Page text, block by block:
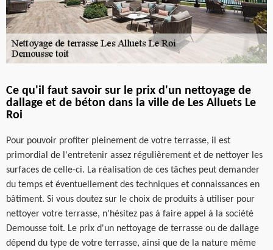
Ce qu'il faut savoir sur le prix d'un nettoyage de
dallage et de béton dans la ville de Les Alluets Le
Roi
Pour pouvoir profiter pleinement de votre terrasse, il est
primordial de l'entretenir assez régulièrement et de nettoyer les
surfaces de celle-ci. La réalisation de ces tâches peut demander
du temps et éventuellement des techniques et connaissances en
bâtiment. Si vous doutez sur le choix de produits à utiliser pour
nettoyer votre terrasse, n'hésitez pas à faire appel à la société
Demousse toit. Le prix d'un nettoyage de terrasse ou de dallage
dépend du type de votre terrasse, ainsi que de la nature même